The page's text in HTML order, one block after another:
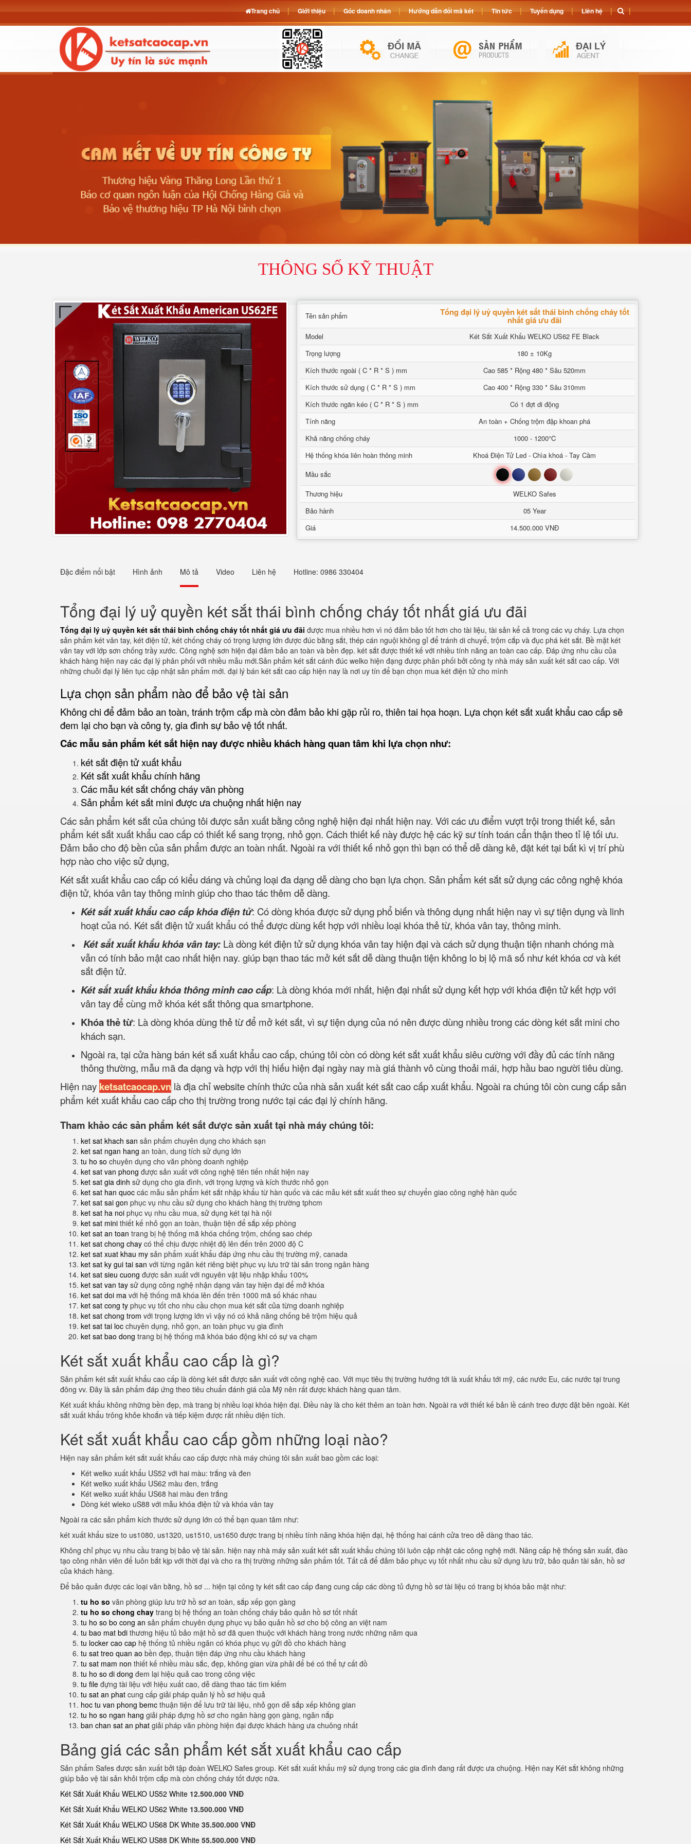
THÔNG SỐ KỸ THUẬT
Tên sản phẩm Tổng đại lý uỷ quyền két sắt thái bình chống cháy tốt
nhất giá ưu đãi
Model
Két Sắt Xuất Khẩu WELKO US62 FE Black
Trọng lượng
180 ± 10Kg
Kích thước ngoài ( C * R * S ) mm
Cao 585 * Rộng 480 * Sâu 520mm
Kích thước sử dụng ( C * R * S ) mm
Cao 400 * Rộng 330 * Sâu 310mm
Kích thước ngăn kéo ( C * R * S ) mm
Có 1 đợt di động
Tính năng
An toàn + Chống trộm đập khoan phá
Khả năng chống cháy
1000 - 1200°C
Hệ thống khóa liên hoàn thông minh
Khoá Điện Tử Led - Chìa khoá - Tay Cầm
Mầu sắc
Đen Xanh Nâu Đỏ Trắng
Thương hiệu
WELKO Safes
Bảo hành
05 Year
Giá
14.500.000 VNĐ
Đặc điểm nổi bật Hình ảnh Mô tả Video Liên hệ Hotline: 0986 330404
Tổng đại lý uỷ quyền két sắt thái bình chống cháy tốt nhất giá ưu đãi
Tổng đại lý uỷ quyền két sắt thái bình chống cháy tốt nhất giá ưu đãi được mua nhiều hơn vì nó đảm bảo tốt hơn cho tài liệu, tài sản kể cả trong các vụ cháy. Lựa chọn
sản phẩm két vân tay, két điện tử, két chống cháy có trọng lượng lớn được đúc bằng sắt, thép cán nguội không gỉ để tránh di chuyể, trộm cắp và đục phá két sắt. Bề mặt két
vân tay với lớp sơn chống trầy xước. Công nghệ sơn hiện đại đảm bảo an toàn và bền đẹp. két sắt được thiết kế với nhiều tính năng an toàn cao cấp. Đáp ứng nhu cầu của
khách hàng hiện nay các đại lý phân phối với nhiều mẫu mới.Sản phẩm két sắt cánh đúc welko hiện đạng được phân phối bởi công ty nhà máy sản xuất két sắt cao cấp. Với
những chuỗi đại lý liên tục cập nhật sản phẩm mới. đại lý bán két sắt cao cấp hiện nay là nơi uy tín để bạn chọn mua két điện tử cho mình
Lựa chọn sản phẩm nào để bảo vệ tài sản
Không chi để đảm bảo an toàn, tránh trộm cắp mà còn đảm bảo khi gặp rủi ro, thiên tai họa hoạn. Lựa chọn két sắt xuất khẩu cao cấp sẽ
đem lại cho bạn và công ty, gia đình sự bảo vệ tốt nhất.
Các mẫu sản phẩm két sắt hiện nay được nhiều khách hàng quan tâm khi lựa chọn như:
két sắt điện tử xuất khẩu
Két sắt xuất khẩu chính hãng
Các mẫu két sắt chống cháy văn phòng
Sản phẩm két sắt mini được ưa chuộng nhất hiện nay
Các sản phẩm két sắt của chúng tôi được sản xuất bằng công nghệ hiện đại nhất hiện nay. Với các ưu điểm vượt trội trong thiết kế, sản
phẩm két sắt xuất khẩu cao cấp có thiết kế sang trọng, nhỏ gọn. Cách thiết kế này được hệ các kỹ sư tính toán cẩn thận theo tỉ lệ tối ưu.
Đảm bảo cho độ bền của sản phẩm được an toàn nhất. Ngoài ra với thiết kế nhỏ gọn thì bạn có thể dễ dàng kê, đặt két tại bất kì vị trí phù
hợp nào cho việc sử dụng,
Két sắt xuất khẩu cao cấp có kiểu dáng và chủng loại đa dạng dễ dàng cho bạn lựa chọn. Sản phẩm két sắt sử dụng các công nghệ khóa
điện tử, khóa vân tay thông minh giúp cho thao tác thêm dễ dàng.
Két sắt xuất khẩu cao cấp khóa điện tử: Có dòng khóa được sử dụng phổ biến và thông dụng nhất hiện nay vì sự tiện dụng và linh
hoạt của nó. Két sắt điện tử xuất khẩu có thể được dùng kết hợp với nhiều loại khóa thẻ từ, khóa vân tay, thông minh.
Két sắt xuất khẩu khóa vân tay: Là dòng két điện tử sử dụng khóa vân tay hiện đại và cách sử dụng thuận tiện nhanh chóng mà
vẫn có tính bảo mật cao nhất hiện nay. giúp bạn thao tác mở két sắt dễ dàng thuận tiện không lo bị lộ mã số như két khóa cơ và két
sắt điện tử.
Két sắt xuất khẩu khóa thông minh cao cấp: Là dòng khóa mới nhất, hiện đại nhất sử dụng kết hợp với khóa điện tử kết hợp với
vân tay để cùng mở khóa két sắt thông qua smartphone.
Khóa thẻ từ: Là dòng khóa dùng thẻ từ để mở két sắt, vì sự tiện dụng của nó nên được dùng nhiều trong các dòng két sắt mini cho
khách sạn.
Ngoài ra, tại cửa hàng bán két sắ xuất khẩu cao cấp, chúng tôi còn có dòng két sắt xuất khẩu siêu cường với đầy đủ các tính năng
thông thường, mẫu mã đa dạng và hợp với thị hiếu hiện đại ngày nay mà giá thành vô cùng thoải mái, hợp hầu bao người tiêu dùng.
Hiện nay ketsatcaocap.vn là địa chỉ website chính thức của nhà sản xuất két sắt cao cấp xuất khẩu. Ngoài ra chúng tôi còn cung cấp sản
phẩm két xuất khẩu cao cấp cho thị trường trong nước tại các đại lý chính hãng.
Tham khảo các sản phẩm két sắt được sản xuất tại nhà máy chúng tôi:
ket sat khach san sản phẩm chuyên dụng cho khách sạn
ket sat ngan hang an toàn, dung tích sử dụng lớn
tu ho so chuyên dụng cho văn phòng doanh nghiệp
ket sat van phong được sản xuất với công nghệ tiên tiến nhất hiện nay
ket sat gia dinh sử dụng cho gia đình, với trọng lượng và kích thước nhỏ gọn
ket sat han quoc các mẫu sản phẩm két sắt nhập khẩu từ hàn quốc và các mẫu két sắt xuất theo sự chuyển giao công nghệ hàn quốc
ket sat sai gon phục vụ nhu cầu sử dụng cho khách hàng thị trường tphcm
ket sat ha noi phục vụ nhu cầu mua, sử dụng két tại hà nội
ket sat mini thiết kế nhỏ gọn an toàn, thuận tiện để sắp xếp phòng
ket sat an toan trang bị hệ thống mã khóa chống trộm, chống sao chép
ket sat chong chay có thể chịu được nhiệt độ lên đến trên 2000 độ C
ket sat xuat khau my sản phẩm xuất khẩu đáp ứng nhu cầu thị trường mỹ, canada
ket sat ky gui tai san với từng ngăn két riêng biệt phục vụ lưu trữ tài sản trong ngân hàng
ket sat sieu cuong được sản xuất với nguyên vật liệu nhập khẩu 100%
ket sat van tay sử dụng công nghệ nhận dạng vân tay hiện đại để mở khóa
ket sat doi ma với hệ thống mã khóa lên đến trên 1000 mã số khác nhau
ket sat cong ty phục vụ tốt cho nhu cầu chọn mua két sắt của từng doanh nghiệp
ket sat chong trom với trọng lượng lớn vì vậy nó có khả năng chống bê trộm hiệu quả
ket sat tai loc chuyên dụng, nhỏ gọn, an toàn phục vụ gia đình
ket sat bao dong trang bị hệ thống mã khóa báo động khi có sự va chạm
Két sắt xuất khẩu cao cấp là gì?
Sản phẩm két sắt xuất khẩu cao cấp là dòng két sắt được sản xuất với công nghệ cao. Với mục tiêu thị trường hướng tới là xuất khẩu tới mỹ, các nước Eu, các nước tại trung
đông vv. Đây là sản phẩm đáp ứng theo tiêu chuẩn đánh giá của Mỹ nên rất được khách hàng quan tâm.
Két xuất khẩu không những bền đẹp, mà trang bị nhiều loại khóa hiện đại. Điều này là cho két thêm an toàn hơn. Ngoài ra với thiết kế bản lề cánh treo được đặt bên ngoài. Két
sắt xuất khẩu trông khỏe khoắn và tiếp kiệm được rất nhiều diện tích.
Két sắt xuất khẩu cao cấp gồm những loại nào?
Hiện nay sản phẩm két sắt xuất khẩu cao cấp được nhà máy chúng tôi sản xuất bao gồm các loại:
Két welko xuất khẩu US52 với hai màu: trắng và đen
Két welko xuất khẩu US62 màu đen, trắng
Két welko xuất khẩu US68 hai màu đen trắng
Dòng két wleko uS88 với mẫu khóa điện tử và khóa vân tay
Ngoài ra các sản phẩm kích thước sử dụng lớn có thể bạn quan tâm như:
két xuất khẩu size to us1080, us1320, us1510, us1650 được trang bị nhiều tính năng khóa hiện đại, hệ thống hai cánh cửa treo dễ dàng thao tác.
Không chỉ phục vụ nhu cầu trang bị bảo vệ tài sản. hiện nay nhà máy sản xuất két sắt xuất khẩu chúng tôi luôn cập nhật các công nghệ mới. Nâng cấp hệ thống sản xuất, đào
tạo công nhân viên để luôn bắt kịp với thời đại và cho ra thị trường những sản phẩm tốt. Tất cả để đảm bảo phục vụ tốt nhất nhu cầu sử dụng lưu trữ, bảo quản tài sản, hồ sơ
của khách hàng.
Để bảo quản được các loại văn bằng, hồ sơ ... hiện tại công ty két sắt cao cấp đang cung cấp các dòng tủ đựng hồ sơ tài liệu có trang bị khóa bảo mật như:
tu ho so văn phòng giúp lưu trữ hồ sơ an toàn, sắp xếp gọn gàng
tu ho so chong chay trang bị hệ thống an toàn chống cháy bảo quản hồ sơ tốt nhất
tu ho so bo cong an sản phẩm chuyên dụng phục vụ bảo quản hồ sơ cho bộ công an việt nam
tu bao mat bdi thương hiệu tủ bảo mật hồ sơ đã quen thuộc với khách hàng trong nước những năm qua
tu locker cao cap hệ thống tủ nhiều ngăn có khóa phục vụ gửi đồ cho khách hàng
tu sat treo quan ao bền đẹp, thuận tiện đáp ứng nhu cầu khách hàng
tu sat mam non thiết kế nhiều màu sắc, đẹp, không gian vừa phải để bé có thể tự cất đồ
tu ho so di dong đem lại hiệu quả cao trong công việc
tu file đựng tài liệu với hiệu xuất cao, dễ dàng thao tác tìm kiếm
tu sat an phat cung cấp giải pháp quản lý hồ sơ hiệu quả
hoc tu van phong bemc thuận tiện để lưu trữ tài liệu, nhỏ gọn dễ sắp xếp không gian
tu ho so ngan hang giải pháp đựng hồ sơ cho ngân hàng gọn gàng, ngăn nắp
ban chan sat an phat giải pháp văn phòng hiện đại được khách hàng ưa chuông nhất
Bảng giá các sản phẩm két sắt xuất khẩu cao cấp
Sản phẩm Safes được sản xuất bởi tập đoàn WELKO Safes group. Két sắt xuất khẩu mỹ sử dụng trong các gia đình đang rất được ưa chuộng. Hiện nay Két sắt không những
giúp bảo vệ tài sản khỏi trộm cắp mà còn chống cháy tốt được nữa.
Két Sắt Xuất Khẩu WELKO US52 White 12.500.000 VNĐ
Két Sắt Xuất Khẩu WELKO US62 White 13.500.000 VNĐ
Két Sắt Xuất Khẩu WELKO US68 DK White 35.500.000 VNĐ
Két Sắt Xuất Khẩu WELKO US88 DK White 55.500.000 VNĐ
Trang chủ Giới thiệu Góc doanh nhân Hướng dẫn đổi mã két Tin tức Tuyển dụng Liên hệ